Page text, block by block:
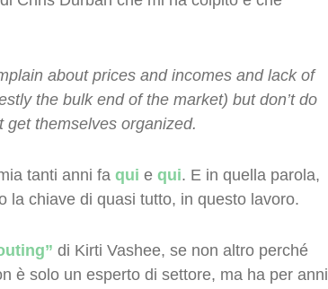
about prices and incomes and lack of
the bulk end of the market) but don’t do
get themselves organized.
tanti anni fa qui e qui. E in quella parola,
la chiave di quasi tutto, in questo lavoro.
di Kirti Vashee, se non altro perché
è solo un esperto di settore, ma ha per anni